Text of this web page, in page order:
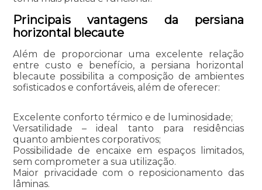
Principais vantagens da persiana
horizontal blecaute
Além de proporcionar uma excelente relação
entre custo e benefício, a persiana horizontal
blecaute possibilita a composição de ambientes
sofisticados e confortáveis, além de oferecer:
Excelente conforto térmico e de luminosidade;
Versatilidade – ideal tanto para residências
quanto ambientes corporativos;
Possibilidade de encaixe em espaços limitados,
sem comprometer a sua utilização.
Maior privacidade com o reposicionamento das
lâminas.